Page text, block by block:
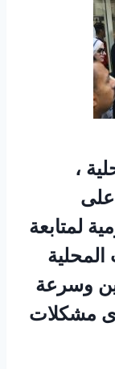
،
لمتابعة
وسرعة
مشكلات